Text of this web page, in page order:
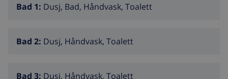
Bad 1: Dusj, Bad, Håndvask, Toalett
Bad 2: Dusj, Håndvask, Toalett
Bad 3: Dusj, Håndvask, Toalett